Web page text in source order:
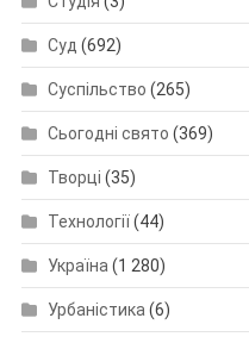
Суд (692)
Суспільство (265)
Сьогодні свято (369)
Творці (35)
Технології(44)
Україна (1 280)
Урбаністика (6)